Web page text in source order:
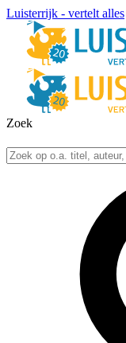
Luisterrijk - vertelt alles
Zoek